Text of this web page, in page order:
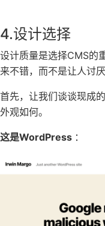
4.设计选择
设计质量是选择CMS的
来不错，而不是让人讨厌
首先，让我们谈谈现成
外观如何。
这是WordPress ：